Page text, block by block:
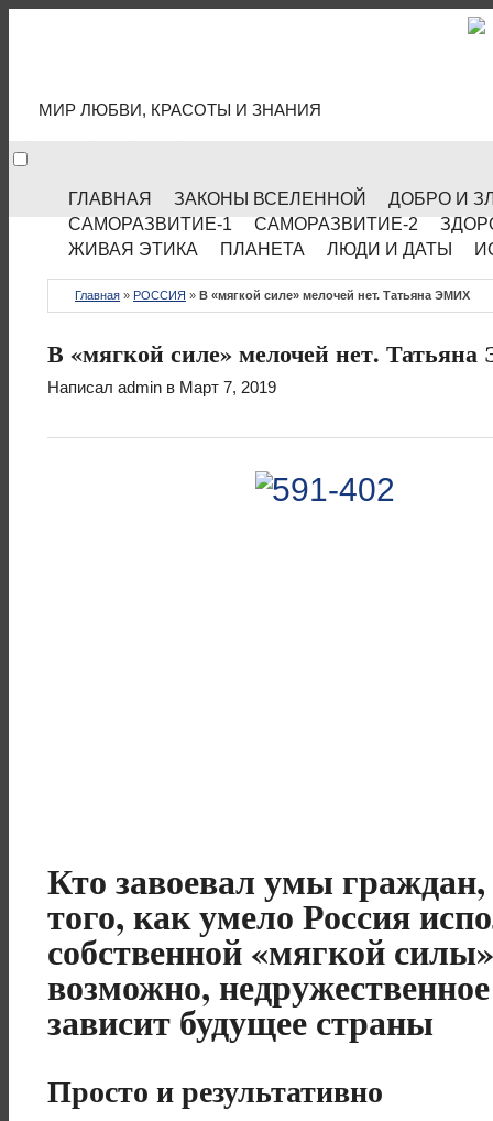
МИР ЛЮБВИ, КРАСОТЫ И ЗНАНИЯ
ГЛАВНАЯ ЗАКОНЫ ВСЕЛЕННОЙ
ДОБРО И
САМОРАЗВИТИЕ-1
САМОРАЗВИТИЕ-2
ЖИВАЯ ЭТИКА
ПЛАНЕТА ЛЮДИ И ДАТЫ
Главная » РОССИЯ » В «мягкой силе» мелочей нет. Татьяна ЭМИХ
В «мягкой силе» мелочей нет.
Написал admin в Март 7, 2019
Кто завоевал умы
того, как умело Россия
собственной «мягкой
возможно,
зависит будущее страны
Просто и результативно